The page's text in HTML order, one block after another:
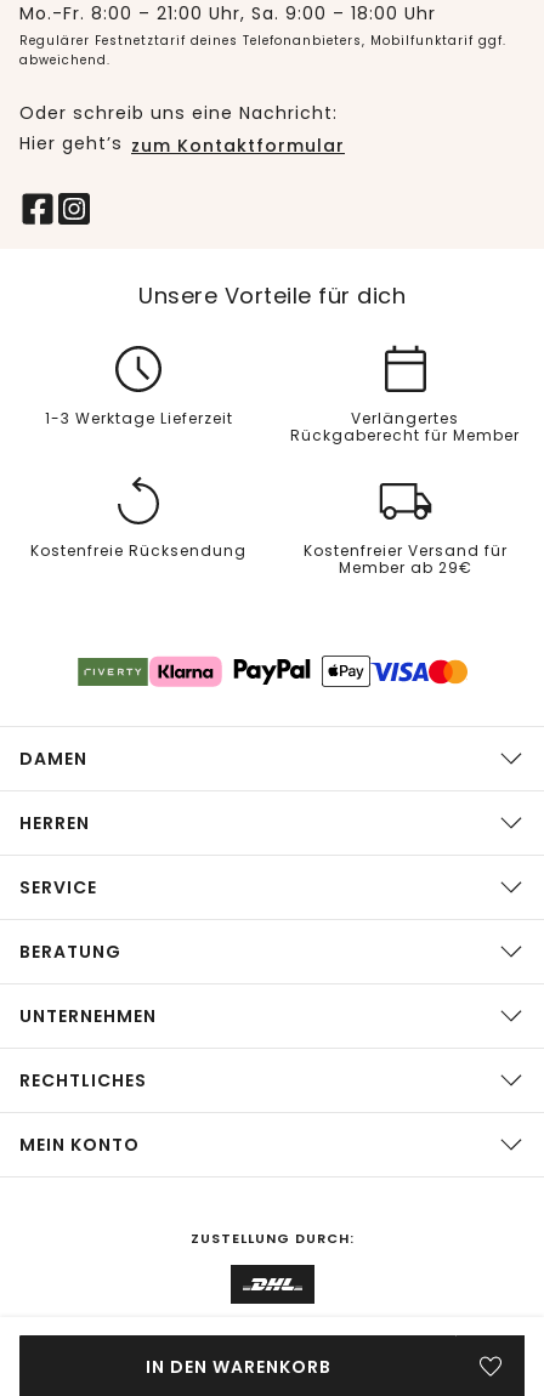
IN DEN WARENKORB
Mo.-Fr. 8:00 – 21:00 Uhr, Sa. 9:00 – 18:00 Uhr
Regulärer Festnetztarif deines Telefonanbieters, Mobilfunktarif ggf.
abweichend.
Oder schreib uns eine Nachricht:
Hier geht’s zum Kontaktformular
Unsere Vorteile für dich
1-3 Werktage Lieferzeit
Verlängertes
Rückgaberecht für Member
Kostenfreie Rücksendung
Kostenfreier Versand für
Member ab 29€
DAMEN
HERREN
SERVICE
BERATUNG
UNTERNEHMEN
RECHTLICHES
MEIN KONTO
ZUSTELLUNG DURCH: